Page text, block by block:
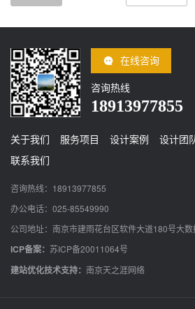
在线咨询
咨询热线
18913977855
关于我们 服务项目 设计案例 设计团
联系我们
咨询热线：18913977855
办公电话：025-85549990
公司地址：南京市建雨花台区软件大道180号大
ICP备案： 苏ICP备20011064号
建站优化技术支持： 南京天之涯网络